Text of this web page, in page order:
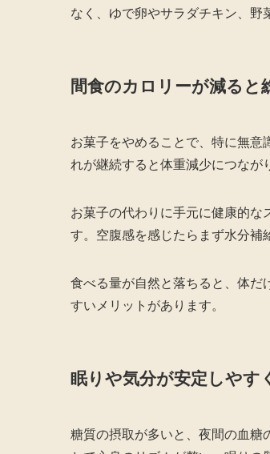
なく、ゆで卵やサラダチキン、野
間食のカロリーが減ると
お菓子をやめることで、特に無意
れが継続すると体重減少につなが
お菓子の代わりに手元に健康的な
す。空腹感を感じたらまず水分補
食べる量が自然と落ちると、体だ
すいメリットがあります。
眠りや気分が安定しやす
糖質の摂取が多いと、夜間の血糖